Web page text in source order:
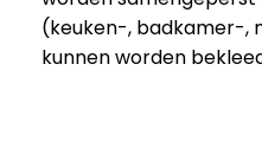
(keuken-, badkamer-,
kunnen worden